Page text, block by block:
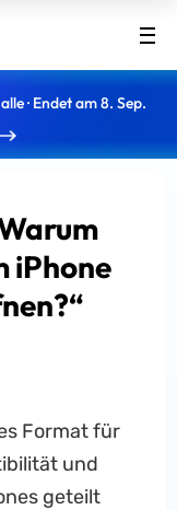
· Endet am 8. Sep.
iPhone
Format für
und
geteilt